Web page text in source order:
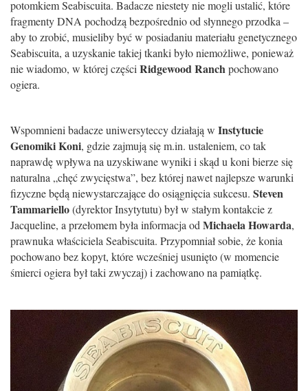
potomkiem Seabiscuita. Badacze niestety nie mogli ustalić, które
fragmenty DNA pochodzą bezpośrednio od słynnego przodka –
aby to zrobić, musieliby być w posiadaniu materiału genetycznego
Seabiscuita, a uzyskanie takiej tkanki było niemożliwe, ponieważ
nie wiadomo, w której części Ridgewood Ranchpochowano
ogiera.
Wspomnieni badacze uniwersyteccy działają w Instytucie
Genomiki Koni, gdzie zajmują się m.in. ustaleniem, co tak
naprawdę wpływa na uzyskiwane wyniki i skąd u koni bierze się
naturalna „chęć zwycięstwa”, bez której nawet najlepsze warunki
fizyczne będą niewystarczające do osiągnięcia sukcesu. Steven
Tammariello(dyrektor Insytytutu) był w stałym kontakcie z
Jacqueline, a przełomem była informacja od Michaela Howarda,
prawnuka właściciela Seabiscuita. Przypomniał sobie, że konia
pochowano bez kopyt, które wcześniej usunięto (w momencie
śmierci ogiera był taki zwyczaj) i zachowano na pamiątkę.